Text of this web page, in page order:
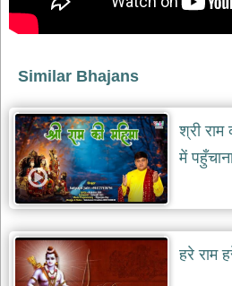
raam
bhajans
भजन
bhajans
विविध
भजन
miscellaneous
bhajans
भजन
vishnu
bhajans
Similar Bhajans
श्री
में
हरे राम